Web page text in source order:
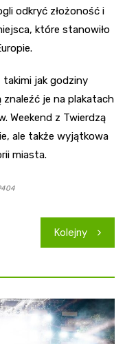
odkryć złożoność i
które stanowiło
takimi jak godziny
je na plakatach
Weekend z Twierdzą
ale także wyjątkowa
miasta.
Kolejny